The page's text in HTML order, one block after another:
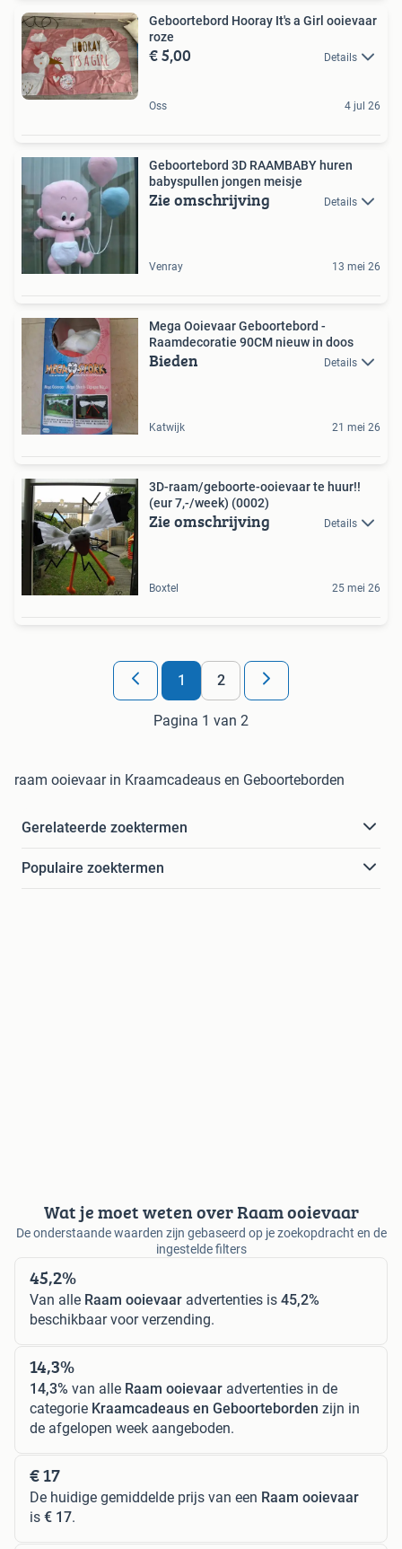
Geboortebord Hooray It's a Girl ooievaar
roze
€ 5,00 Details
Oss 4 jul 26
Geboortebord 3D RAAMBABY huren
babyspullen jongen meisje
Zie omschrijving Details
Venray 13 mei 26
Mega Ooievaar Geboortebord -
Raamdecoratie 90CM nieuw in doos
Bieden Details
Katwijk 21 mei 26
3D-raam/geboorte-ooievaar te huur!!
(eur 7,-/week) (0002)
Zie omschrijving Details
Boxtel 25 mei 26
1 2
Pagina 1 van 2
raam ooievaar in Kraamcadeaus en Geboorteborden
Gerelateerde zoektermen
Populaire zoektermen
Wat je moet weten over Raam ooievaar
De onderstaande waarden zijn gebaseerd op je zoekopdracht en de
ingestelde filters
45,2%
Van alle Raam ooievaar advertenties is 45,2%
beschikbaar voor verzending.
14,3%
14,3% van alle Raam ooievaar advertenties in de
categorie Kraamcadeaus en Geboorteborden zijn in
de afgelopen week aangeboden.
€ 17
De huidige gemiddelde prijs van een Raam ooievaar
is € 17.